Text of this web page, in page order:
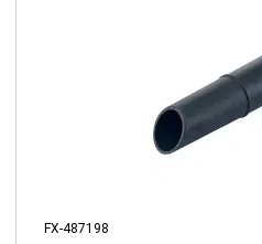
FX-487198